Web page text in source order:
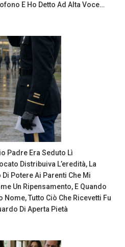
E Ho Detto Ad Alta Voce…
Padre Era Seduto Lì
Distribuiva L’eredità, La
Potere Ai Parenti Che Mi
Un Ripensamento, E Quando
Nome, Tutto Ciò Che Ricevetti Fu
Di Aperta Pietà